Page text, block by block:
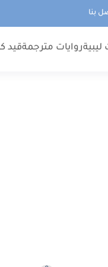
بنا
ليبيةروايات مترجمةقيد